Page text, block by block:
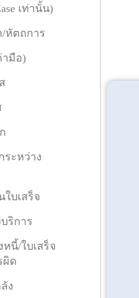
เท่านั้น)
/หัตถการ
ามือ)
ระหว่าง
บเสร็จ
ริการ
นี้/ใบเสร็จ
ผิด
ง